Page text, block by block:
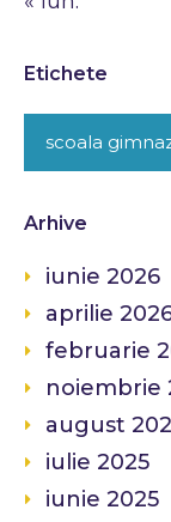
Etichete
scoala
Arhive
iunie 2026
aprilie
februarie
noiembrie
august
iulie 2025
iunie 2025